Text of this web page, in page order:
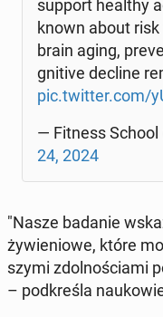
support healthy
known about
brain aging,
gni­ti­ve decline
pic.twitter.com/
— Fitness School
24, 2024
"Nasze badanie
ży­wie­nio­we, które
szy­mi zdol­no­ścia­mi
– pod­kre­śla